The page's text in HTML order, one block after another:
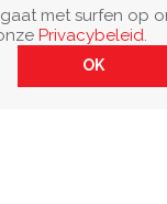
met surfen op
Privacybeleid.
OK